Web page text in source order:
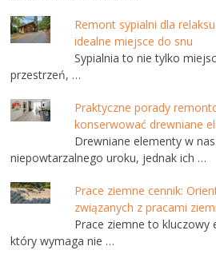
Remont sypialni dla
idealne miejsce do snu
Sypialnia to nie tylko
przestrzeń, …
Praktyczne porady
konserwować drewniane
Drewniane elementy w
niepowtarzalnego uroku, jednak ich …
Prace ziemne cennik:
związanych z pracami
Prace ziemne to kluczowy
który wymaga nie …